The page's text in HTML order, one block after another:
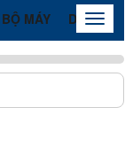
MÁY DOANH
Toggle